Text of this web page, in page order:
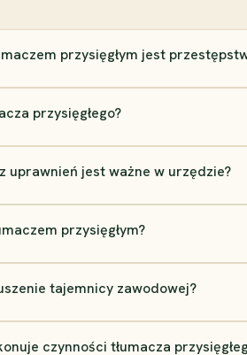
przysięgłym jest
przysięgłego?
uprawnień jest ważne w urzędzie?
przysięgłym?
tajemnicy zawodowej?
czynności tłumacza